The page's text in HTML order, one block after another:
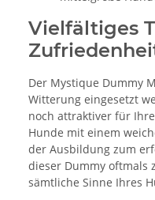
Vielfältiges
Der Mystique Dummy
Witterung eingesetzt
noch attraktiver für
Hunde mit einem
der Ausbildung zum
dieser Dummy oftmals
sämtliche Sinne Ihres